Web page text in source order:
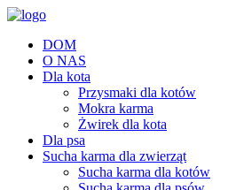
DOM
O NAS
Dla kota
Przysmaki dla kotów
Mokra karma
Żwirek dla kota
Dla psa
Sucha karma dla zwierząt
Sucha karma dla kotów